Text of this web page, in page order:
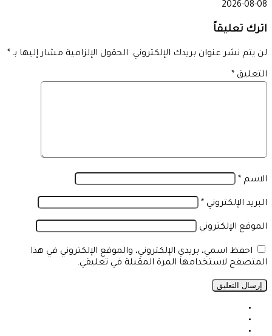
2026-08-08
اترك تعليقاً
لن يتم نشر عنوان بريدك الإلكتروني. الحقول الإلزامية مشار إليها بـ *
التعليق *
الاسم *
البريد الإلكتروني *
الموقع الإلكتروني
احفظ اسمي، بريدي الإلكتروني، والموقع الإلكتروني في هذا
المتصفح لاستخدامها المرة المقبلة في تعليقي.